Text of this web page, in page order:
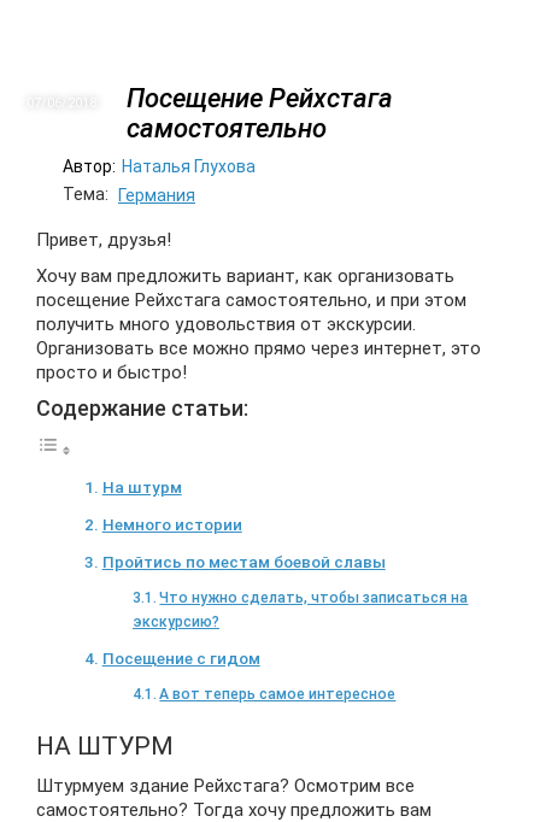
Посещение Рейхстага
самостоятельно
Автор: Наталья Глухова
Тема:
Германия
Привет, друзья!
Хочу вам предложить вариант, как организовать
посещение Рейхстага самостоятельно, и при этом
получить много удовольствия от экскурсии.
Организовать все можно прямо через интернет, это
просто и быстро!
Содержание статьи:
На штурм
Немного истории
Пройтись по местам боевой славы
Что нужно сделать, чтобы записаться на
экскурсию?
Посещение с гидом
А вот теперь самое интересное
НА ШТУРМ
Штурмуем здание Рейхстага? Осмотрим все
самостоятельно? Тогда хочу предложить вам